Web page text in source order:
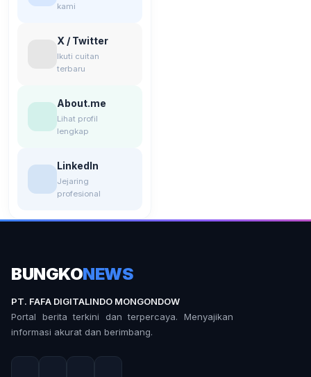
kami
X / Twitter
Ikuti cuitan
terbaru
About.me
Lihat profil
lengkap
LinkedIn
Jejaring
profesional
BUNGKONEWS
PT. FAFA DIGITALINDO MONGONDOW
Portal berita terkini dan terpercaya. Menyajikan
informasi akurat dan berimbang.